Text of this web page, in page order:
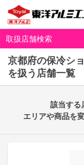
取扱店舗検索
京都府の保冷シ
を扱う店舗一覧
該当する
エリアや商品を